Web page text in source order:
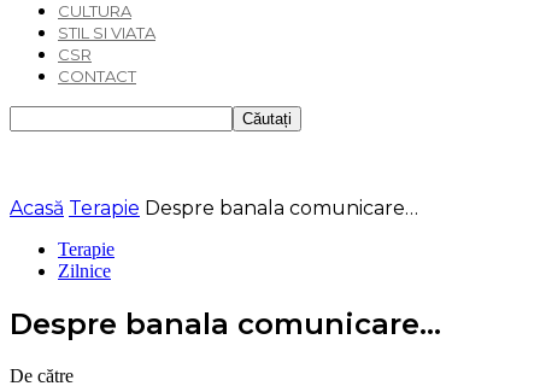
CULTURA
STIL SI VIATA
CSR
CONTACT
Acasă Terapie Despre banala comunicare…
Terapie
Zilnice
Despre banala comunicare…
De către